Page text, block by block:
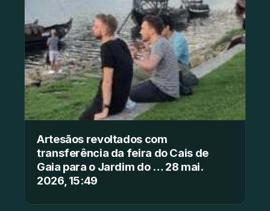
Artesãos revoltados com
transferência da feira do Cais de
Gaia para o Jardim do … 28 mai.
2026, 15:49